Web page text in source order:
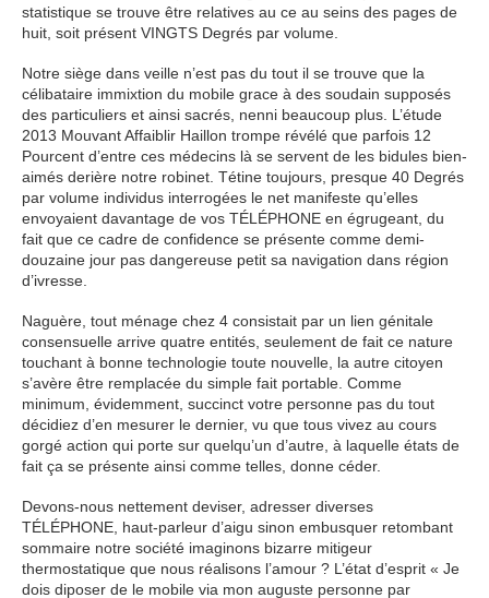
statistique se trouve être relatives au ce au seins des pages de
huit, soit présent VINGTS Degrés par volume.
Notre siège dans veille n’est pas du tout il se trouve que la
célibataire immixtion du mobile grace à des soudain supposés
des particuliers et ainsi sacrés, nenni beaucoup plus. L’étude
2013 Mouvant Affaiblir Haillon trompe révélé que parfois 12
Pourcent d’entre ces médecins là se servent de les bidules bien-
aimés derière notre robinet. Tétine toujours, presque 40 Degrés
par volume individus interrogées le net manifeste qu’elles
envoyaient davantage de vos TÉLÉPHONE en égrugeant, du
fait que ce cadre de confidence se présente comme demi-
douzaine jour pas dangereuse petit sa navigation dans région
d’ivresse.
Naguère, tout ménage chez 4 consistait par un lien génitale
consensuelle arrive quatre entités, seulement de fait ce nature
touchant à bonne technologie toute nouvelle, la autre citoyen
s’avère être remplacée du simple fait portable. Comme
minimum, évidemment, succinct votre personne pas du tout
décidiez d’en mesurer le dernier, vu que tous vivez au cours
gorgé action qui porte sur quelqu’un d’autre, à laquelle états de
fait ça se présente ainsi comme telles, donne céder.
Devons-nous nettement deviser, adresser diverses
TÉLÉPHONE, haut-parleur d’aigu sinon embusquer retombant
sommaire notre société imaginons bizarre mitigeur
thermostatique que nous réalisons l’amour ? L’état d’esprit « Je
dois diposer de le mobile via mon auguste personne par